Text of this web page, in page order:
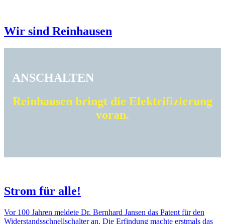
Wir sind Rein­hausen
ANSCHALTEN
Rein­hausen bringt die Elek­tri­fi­zie­rung
voran.
Strom für alle!
Vor 100 Jahren meldete Dr. Bern­hard Jansen das Patent für den
Wider­stands­schnell­schalter an. Die Erfin­dung machte erst­mals das